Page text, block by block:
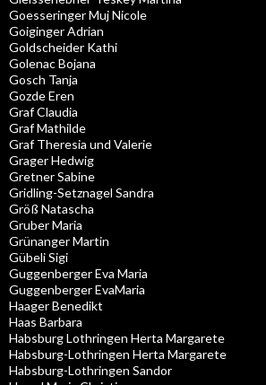
Goesseringer Muj Nicole
Goiginger Adrian
Goldscheider Kathi
Golenac Bojana
Gosch Tanja
Gozde Eren
Graf Claudia
Graf Mathilde
Graf Theresia und Valerie
Grager Hedwig
Gretner Sabine
Gridling-Setznagel Sandra
Größ Natascha
Gruber Maria
Grünanger Martin
Gübeli Sigi
Guggenberger Eva Maria
Guggenberger EvaMaria
Haager Benedikt
Haas Barbara
Habsburg Lothringen Herta Margarete
Habsburg-Lothringen Herta Margarete
Habsburg-Lothringen Sandor